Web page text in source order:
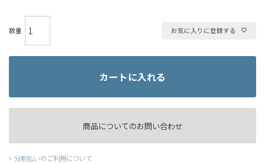
お気に入りに登録する
カートに入れる
商品についてのお問い合わせ
分割払いのご利用について